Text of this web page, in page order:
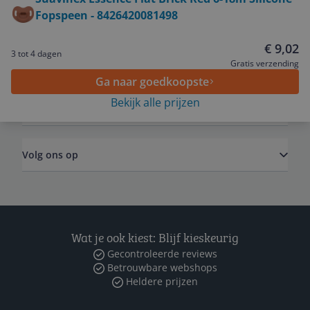
Fopspeen - 8426420081498
3 tot 4 dagen € 9,02
Gratis verzending
Ga naar goedkoopste
Bekijk alle prijzen
Service
Algemeen
Volg ons op
Wat je ook kiest: Blijf kieskeurig
Gecontroleerde reviews
Betrouwbare webshops
Heldere prijzen